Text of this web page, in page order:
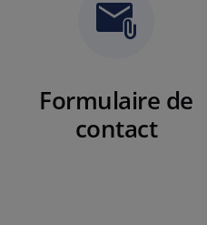
Formulaire de
contact